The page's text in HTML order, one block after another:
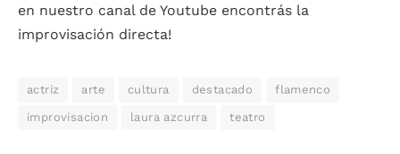
en nuestro canal de Youtube encontrás la
improvisación directa!
actriz arte cultura destacado flamenco
improvisacion laura azcurra teatro